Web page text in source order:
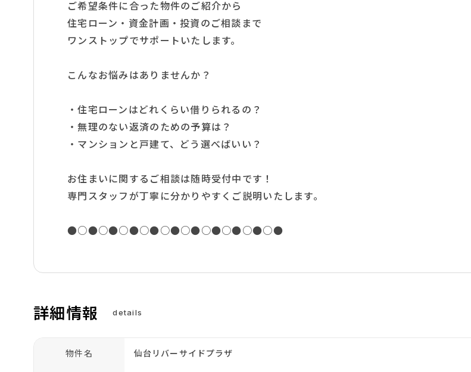
ご希望条件に合った物件のご紹介から
住宅ローン・資金計画・投資のご相談まで
ワンストップでサポートいたします。
こんなお悩みはありませんか？
・住宅ローンはどれくらい借りられるの？
・無理のない返済のための予算は？
・マンションと戸建て、どう選べばいい？
お住まいに関するご相談は随時受付中です！
専門スタッフが丁寧に分かりやすくご説明いたします。
●○●○●○●○●○●○●○●○●○●○●
詳細情報 details
物件名 仙台リバーサイドプラザ